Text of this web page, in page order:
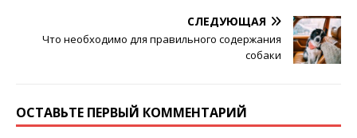
СЛЕДУЮЩАЯ
Что необходимо для правильного содержания
собаки
ОСТАВЬТЕ ПЕРВЫЙ КОММЕНТАРИЙ